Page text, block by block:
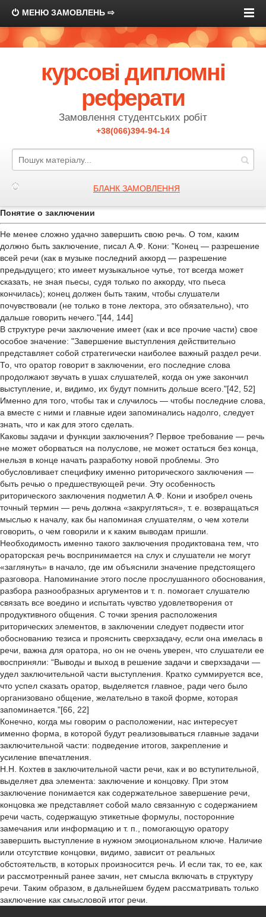
МЕНЮ ЗАМОВЛЕНЬ ⇨
курсові дипломні
реферати
Замовлення студентських робіт
+38(066)394-94-14
БЛАНК ЗАМОВЛЕННЯ
Понятие о заключении
Не менее сложно удачно завершить свою речь. О том, каким
должно быть заключение, писал А.Ф. Кони: "Конец — разрешение
всей речи (как в музыке последний аккорд — разрешение
предыдущего; кто имеет музыкальное чутье, тот всегда может
сказать, не зная пьесы, судя только по аккорду, что пьеса
кончилась); конец должен быть таким, чтобы слушатели
почувствовали (не только в тоне лектора, это обязательно), что
дальше говорить нечего."[44, 144]
В структуре речи заключение имеет (как и все прочие части) свое
особое значение: "Завершение выступления действительно
представляет собой стратегически наиболее важный раздел речи.
То, что оратор говорит в заключении, его последние слова
продолжают звучать в ушах слушателей, когда он уже закончил
выступление, и, видимо, их будут помнить дольше всего."[42, 52]
Именно для того, чтобы так и случилось — чтобы последние слова,
а вместе с ними и главные идеи запоминались надолго, следует
знать, что и как для этого сделать.
Каковы задачи и функции заключения? Первое требование — речь
не может оборваться на полуслове, не может остаться без конца,
нельзя в конце начать разработку новой проблемы. Это
обусловливает специфику именно риторического заключения —
быть речью о предшествующей речи. Эту особенность
риторического заключения подметил А.Ф. Кони и изобрел очень
точный термин — речь должна «закругляться», т. е. возвращаться
мыслью к началу, как бы напоминая слушателям, о чем хотели
говорить, о чем говорили и к каким выводам пришли.
Необходимость именно такого заключения продиктована тем, что
ораторская речь воспринимается на слух и слушатели не могут
«заглянуть» в начало, где им объяснили значение предстоящего
разговора. Напоминание этого после прослушанного обоснования,
разбора разнообразных аргументов и т. п. помогает слушателю
связать все воедино и испытать чувство удовлетворения от
продуктивного общения. С точки зрения расположения
риторических элементов, в заключении следует подвести итог
обоснованию тезиса и прояснить сверхзадачу, если она имелась в
речи, важна для оратора, но он не очень уверен, что слушатели ее
восприняли: “Выводы и выход в решение задачи и сверхзадачи —
удел заключительной части выступления. Кратко суммируется все,
что успел сказать оратор, выделяется главное, ради чего было
организовано общение, желательно в такой форме, которая
запоминается."[66, 22]
Конечно, когда мы говорим о расположении, нас интересует
именно форма, в которой будут реализовываться главные задачи
заключительной части: подведение итогов, закрепление и
усиление впечатления.
Н.Н. Кохтев в заключительной части речи, как и во вступительной,
выделяет два элемента: заключение и концовку. При этом
заключение понимается как содержательное завершение речи,
концовка же представляет собой мало связанную с содержанием
речи часть, содержащую этикетные формулы, посторонние
замечания или информацию и т. п., помогающую оратору
завершить выступление в нужном эмоциональном ключе. Наличие
или отсутствие концовки, видимо, зависит от реальных
обстоятельств, в которых произносится речь. И если так, то ее, как
и рассмотренный ранее зачин, нет смысла включать в структуру
речи. Таким образом, в дальнейшем будем рассматривать только
заключение как смысловой итог речи.